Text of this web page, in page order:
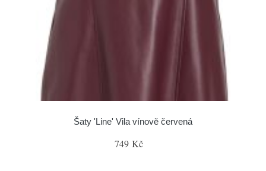
Šaty 'Line' Vila vínově červená
749 Kč